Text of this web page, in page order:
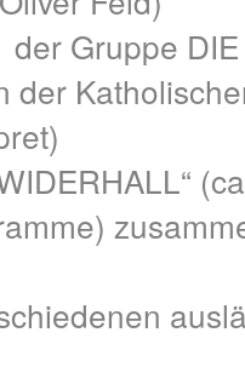
Gruppe
der